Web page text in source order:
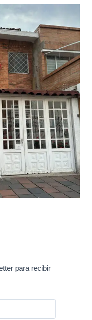
para recibir